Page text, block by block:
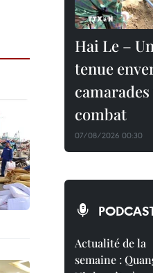
Hai Le –
tenue
combat
07/08/2026 00:30
Actualité de la
semaine :